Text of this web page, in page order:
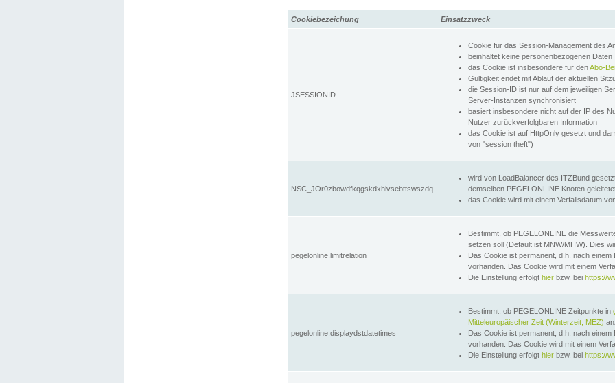
Cookiebezeichung Einsatzzweck
JSESSIONID
Cookie für das Session-Management des
beinhaltet keine personenbezogenen Daten
das Cookie ist insbesondere für denAbo-
Gültigkeit endet mit Ablauf der aktuellen
die Session-ID ist nur auf dem jeweiligen
Server-Instanzen synchronisiert
basiert insbesondere nicht auf der IP des
Nutzer zurückverfolgbaren Information
das Cookie ist auf HttpOnly gesetzt und
von "session theft")
NSC_JOr0zbowdfkqgskdxhlvsebttswszdq
wird von LoadBalancer des ITZBund
demselben PEGELONLINE Knoten
das Cookie wird mit einem Verfallsdatum
pegelonline.limitrelation
Bestimmt, ob PEGELONLINE die
setzen soll (Default ist MNW/MHW). Dies
Das Cookie ist permanent, d.h. nach
vorhanden. Das Cookie wird mit einem
Die Einstellung erfolgt hier bzw. bei https://
pegelonline.displaydstdatetimes
Bestimmt, ob PEGELONLINE Zeitpunkte in
Mitteleuropäischer Zeit (Winterzeit, MEZ)
Das Cookie ist permanent, d.h. nach
vorhanden. Das Cookie wird mit einem
Die Einstellung erfolgt hier bzw. bei https://